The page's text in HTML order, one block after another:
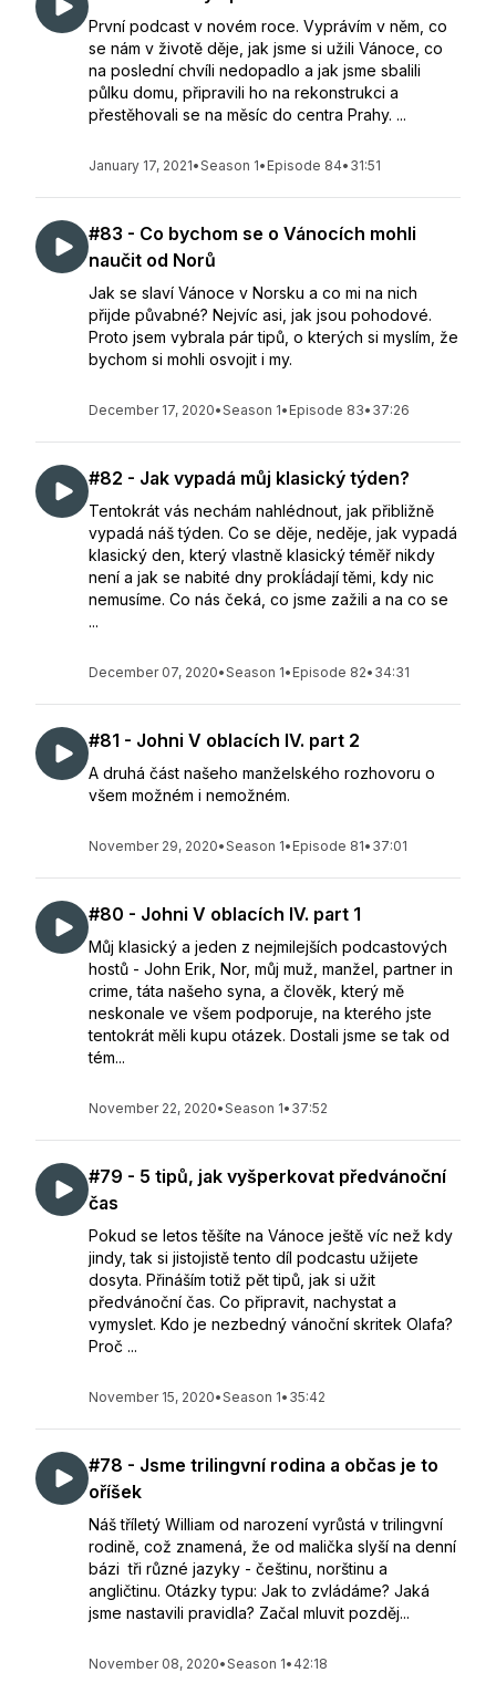
První podcast v novém roce. Vyprávím v něm, co
se nám v životě děje, jak jsme si užili Vánoce, co
na poslední chvíli nedopadlo a jak jsme sbalili
půlku domu, připravili ho na rekonstrukci a
přestěhovali se na měsíc do centra Prahy. ...
January 17, 2021•Season 1• Episode 84• 31:51
#83 - Co bychom se o Vánocích mohli
naučit od Norů
Jak se slaví Vánoce v Norsku a co mi na nich
přijde půvabné? Nejvíc asi, jak jsou pohodové.
Proto jsem vybrala pár tipů, o kterých si myslím, že
bychom si mohli osvojit i my.
December 17, 2020•Season 1• Episode 83• 37:26
#82 - Jak vypadá můj klasický týden?
Tentokrát vás nechám nahlédnout, jak přibližně
vypadá náš týden. Co se děje, neděje, jak vypadá
klasický den, který vlastně klasický téměř nikdy
není a jak se nabité dny prokĺádají těmi, kdy nic
nemusíme. Co nás čeká, co jsme zažili a na co se
...
December 07, 2020•Season 1• Episode 82• 34:31
#81 - Johni V oblacích IV. part 2
A druhá část našeho manželského rozhovoru o
všem možném i nemožném.
November 29, 2020•Season 1• Episode 81• 37:01
#80 - Johni V oblacích IV. part 1
Můj klasický a jeden z nejmilejších podcastových
hostů - John Erik, Nor, můj muž, manžel, partner in
crime, táta našeho syna, a člověk, který mě
neskonale ve všem podporuje, na kterého jste
tentokrát měli kupu otázek. Dostali jsme se tak od
tém...
November 22, 2020•Season 1• 37:52
#79 - 5 tipů, jak vyšperkovat předvánoční
čas
Pokud se letos těšíte na Vánoce ještě víc než kdy
jindy, tak si jistojistě tento díl podcastu užijete
dosyta. Přináším totiž pět tipů, jak si užit
předvánoční čas. Co připravit, nachystat a
vymyslet. Kdo je nezbedný vánoční skritek Olafa?
Proč ...
November 15, 2020•Season 1• 35:42
#78 - Jsme trilingvní rodina a občas je to
oříšek
Náš tříletý William od narození vyrůstá v trilingvní
rodině, což znamená, že od malička slyší na denní
bázi tři různé jazyky - češtinu, norštinu a
angličtinu. Otázky typu: Jak to zvládáme? Jaká
jsme nastavili pravidla? Začal mluvit pozděj...
November 08, 2020•Season 1• 42:18